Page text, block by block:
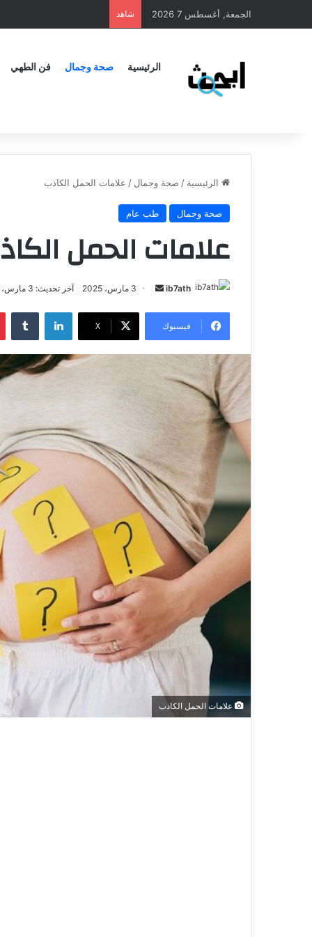
الجمعة, أغسطس 7 2026 شاهد
الرئيسية صحة وجمال فن الطهي
الرئيسية / صحة وجمال / علامات الحمل الكاذب
صحة وجمال طب عام
علامات الحمل
ib7ath 3 مارس، 2025 آخر تحديث: 3 مارس، 2025
فيسبوك X
علامات الحمل الكاذب